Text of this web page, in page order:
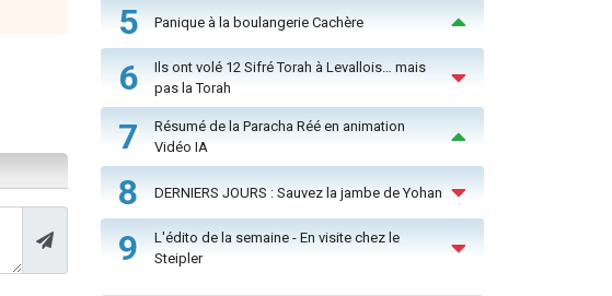
5 Panique à la boulangerie Cachère
6
Ils ont volé 12 Sifré Torah à Levallois… mais
pas la Torah
7
Résumé de la Paracha Réé en animation
Vidéo IA
8 DERNIERS JOURS : Sauvez la jambe de Yohan
9
L'édito de la semaine - En visite chez le
Steipler